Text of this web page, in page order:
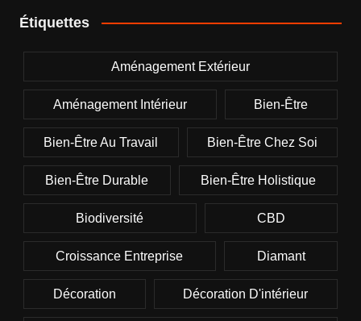
Étiquettes
Aménagement Extérieur
Aménagement Intérieur Bien-Être
Bien-Être Au Travail Bien-Être Chez Soi
Bien-Être Durable Bien-Être Holistique
Biodiversité CBD
Croissance Entreprise Diamant
Décoration Décoration D'intérieur